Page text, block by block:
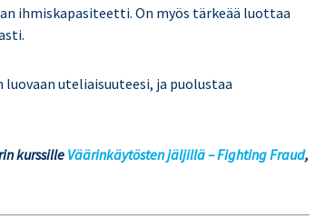
ihmiskapasiteetti. On myös tärkeää luottaa
uteliaisuuteesi, ja puolustaa
kurssilleVäärinkäytösten jäljillä – Fighting Fraud,